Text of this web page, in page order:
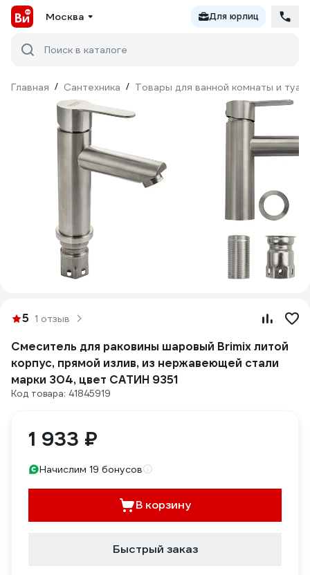
Москва Для юрлиц
Поиск в каталоге
Главная / Сантехника / Товары для ванной комнаты и
5 1 отзыв
Смеситель для раковины шаровый Brimix литой
корпус, прямой излив, из нержавеющей стали
марки 304, цвет САТИН 9351
Код товара: 41845919
1 933 ₽
Начислим 19 бонусов
В корзину
Быстрый заказ